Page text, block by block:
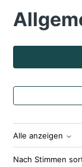
Alle anzeigen
Nach Stimmen